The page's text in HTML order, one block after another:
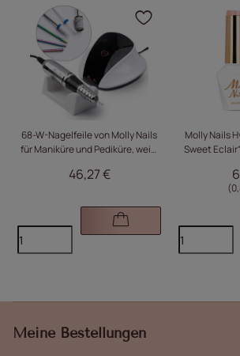
68-W-Nagelfeile von Molly Nails
für Maniküre und Pediküre, weiß,
46,27 €
Klicken
Molly Nails
Sweet
Meine Bestellungen